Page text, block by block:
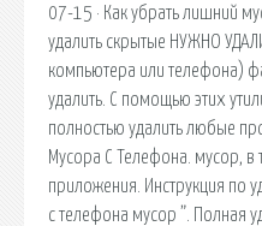
07-15 · Как убрать лишний
удалить скрытые НУЖНО
компьютера или телефона)
удалить. С помощью этих
полностью удалить любые
Мусора С Телефона. мусор, в
приложения. Инструкция по
с телефона мусор ”. Полная